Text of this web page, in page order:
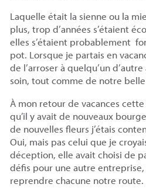
Laquelle était la sienne ou la
plus, trop d’années s’étaient
elles s’étaient probablement
pot. Lorsque je partais en
de l’arroser à quelqu’un
soin, tout comme de notre
À mon retour de vacances cette
qu’il y avait de nouveaux
de nouvelles fleurs j’étais
Oui, mais pas celui que je
déception, elle avait choisi de
défis pour une autre
reprendre chacune notre route.